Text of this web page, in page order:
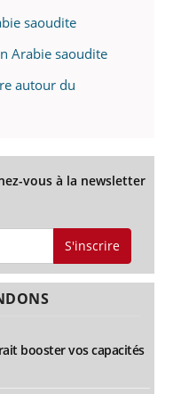
saoudite
Arabie saoudite
autour du
vous à la newsletter
S'inscrire
booster vos capacités